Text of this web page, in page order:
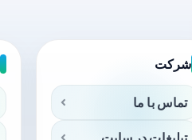
شرکت
تماس با ما